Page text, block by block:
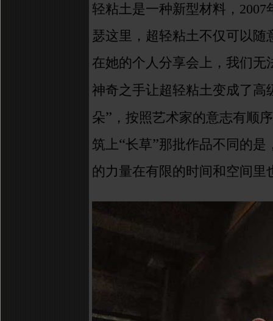
轻粘土是一种新型材料， 2007
瑟这里，超轻粘土不仅可以
在她的个人分享会上，我们
神奇之手让超轻粘土变成了高
朵” ，按照艺术家的意志有顺
筑上“长草”那批作品不同的是
的力量在有限的时间和空间里